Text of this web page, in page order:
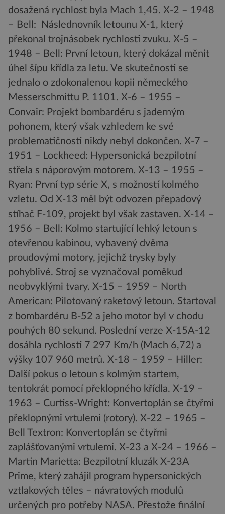
dosažená rychlost byla Mach 1,45. X-2 – 1948
– Bell: Následnovník letounu X-1, který
překonal trojnásobek rychlosti zvuku. X-5 –
1948 – Bell: První letoun, který dokázal měnit
úhel šípu křídla za letu. Ve skutečnosti se
jednalo o zdokonalenou kopii německého
Messerschmittu P. 1101. X-6 – 1955 –
Convair: Projekt bombardéru s jaderným
pohonem, který však vzhledem ke své
problematičnosti nikdy nebyl dokončen. X-7 –
1951 – Lockheed: Hypersonická bezpilotní
střela s náporovým motorem. X-13 – 1955 –
Ryan: První typ série X, s možností kolmého
vzletu. Od X-13 měl být odvozen přepadový
stíhač F-109, projekt byl však zastaven. X-14 –
1956 – Bell: Kolmo startující lehký letoun s
otevřenou kabinou, vybavený dvěma
proudovými motory, jejichž trysky byly
pohyblivé. Stroj se vyznačoval poměkud
neobvyklými tvary. X-15 – 1959 – North
American: Pilotovaný raketový letoun. Startoval
z bombardéru B-52 a jeho motor byl v chodu
pouhých 80 sekund. Poslední verze X-15A-12
dosáhla rychlosti 7 297 Km/h (Mach 6,72) a
výšky 107 960 metrů. X-18 – 1959 – Hiller:
Další pokus o letoun s kolmým startem,
tentokrát pomocí překlopného křídla. X-19 –
1963 – Curtiss-Wright: Konvertoplán se čtyřmi
překlopnými vrtulemi (rotory). X-22 – 1965 –
Bell Textron: Konvertoplán se čtyřmi
zaplášťovanými vrtulemi. X-23 a X-24 – 1966 –
Martin Marietta: Bezpilotní kluzák X-23A
Prime, který zahájil program hypersonických
vztlakových těles – návratových modulů
určených pro potřeby NASA. Přestože finální